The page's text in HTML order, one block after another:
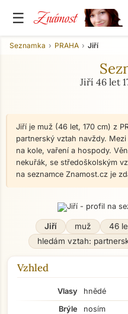
☰ Známost
Seznamka PRAHA Jiří
Jiří 46 let
Jiří je muž (46 let, 170 cm) z
partnerský vztah navždy.
na kole, vaření a hospody.
nekuřák, se středoškolským
na seznamce Znamost.cz je
Jiří muž 46
hledám vztah:
Vzhled
Vlasy
hnědé
Brýle
nosím